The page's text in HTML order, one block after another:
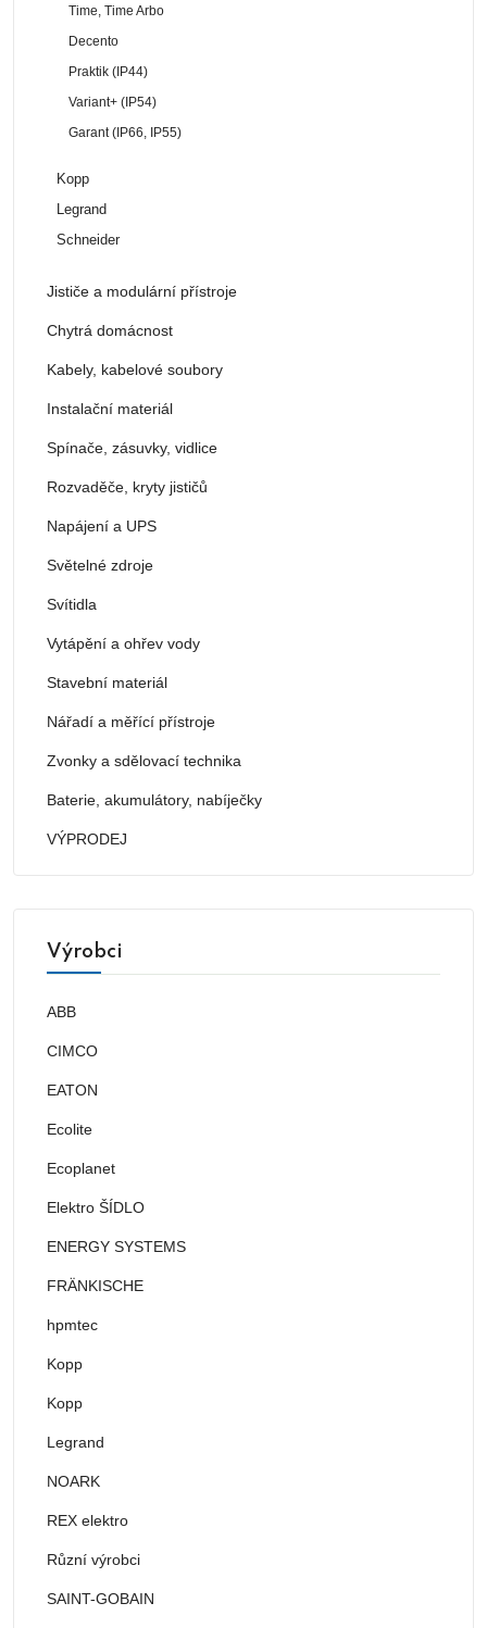
Time, Time Arbo
Decento
Praktik (IP44)
Variant+ (IP54)
Garant (IP66, IP55)
Kopp
Legrand
Schneider
Jističe a modulární přístroje
Chytrá domácnost
Kabely, kabelové soubory
Instalační materiál
Spínače, zásuvky, vidlice
Rozvaděče, kryty jističů
Napájení a UPS
Světelné zdroje
Svítidla
Vytápění a ohřev vody
Stavební materiál
Nářadí a měřící přístroje
Zvonky a sdělovací technika
Baterie, akumulátory, nabíječky
VÝPRODEJ
Výrobci
ABB
CIMCO
EATON
Ecolite
Ecoplanet
Elektro ŠÍDLO
ENERGY SYSTEMS
FRÄNKISCHE
hpmtec
Kopp
Kopp
Legrand
NOARK
REX elektro
Různí výrobci
SAINT-GOBAIN